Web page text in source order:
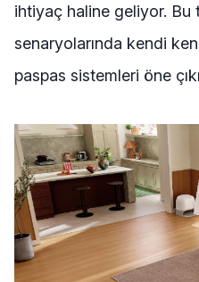
ihtiyaç haline geliyor. Bu
senaryolarında kendi
paspas sistemleri öne